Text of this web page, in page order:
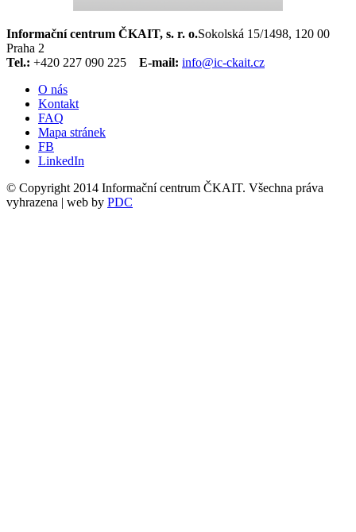
Informační centrum ČKAIT, s. r. o.Sokolská 15/1498, 120 00
Praha 2
Tel.: +420 227 090 225 E-mail: info@ic-ckait.cz
O nás
Kontakt
FAQ
Mapa stránek
FB
LinkedIn
© Copyright 2014 Informační centrum ČKAIT. Všechna práva
vyhrazena | web by PDC